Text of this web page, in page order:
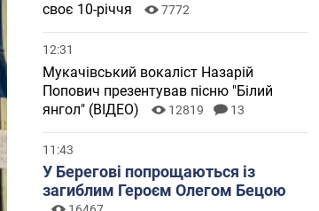
своє 10-річчя
7772
12:31
Мукачівський вокаліст Назарій
Попович презентував пісню "Білий
янгол" (ВІДЕО)
12819 13
11:43
У Берегові попрощаються із
загиблим Героєм Олегом Бецою